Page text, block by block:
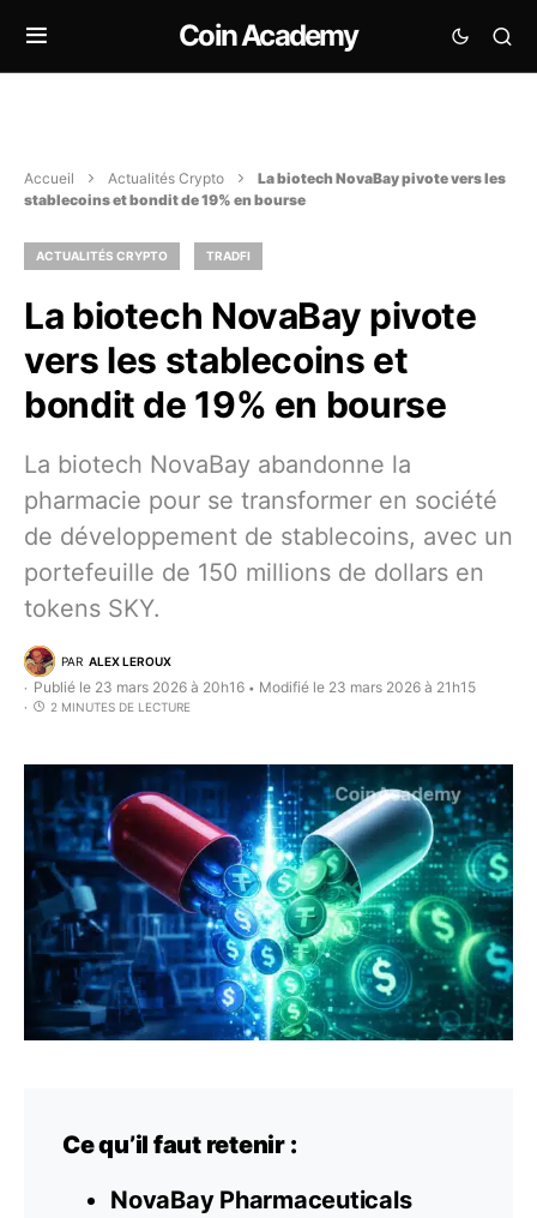
Coin Academy
Accueil Actualités Crypto
La biotech NovaBay pivote vers les
stablecoins et bondit de 19% en bourse
ACTUALITÉS CRYPTO TRADFI
La biotech NovaBay pivote
vers les stablecoins et
bondit de 19% en bourse
La biotech NovaBay abandonne la
pharmacie pour se transformer en société
de développement de stablecoins, avec un
portefeuille de 150 millions de dollars en
tokens SKY.
PAR ALEX LEROUX
Publié le 23 mars 2026 à 20h16 • Modifié le 23 mars 2026 à 21h15
2 MINUTES DE LECTURE
Ce qu’il faut retenir :
NovaBay Pharmaceuticals